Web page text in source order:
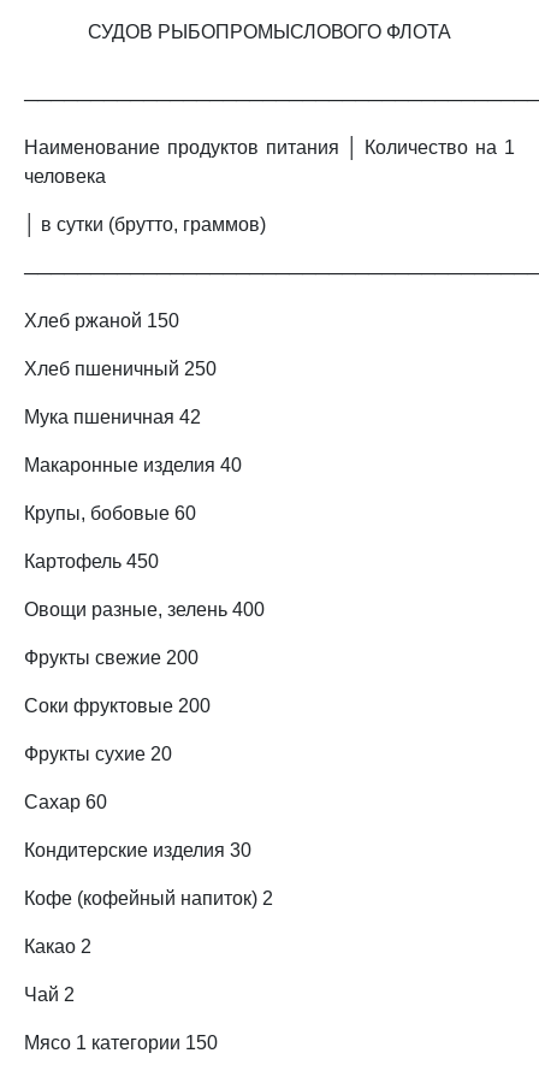
СУДОВ РЫБОПРОМЫСЛОВОГО ФЛОТА
Наименование продуктов питания │ Количество на 1
человека
│ в сутки (брутто, граммов)
Хлеб ржаной 150
Хлеб пшеничный 250
Мука пшеничная 42
Макаронные изделия 40
Крупы, бобовые 60
Картофель 450
Овощи разные, зелень 400
Фрукты свежие 200
Соки фруктовые 200
Фрукты сухие 20
Сахар 60
Кондитерские изделия 30
Кофе (кофейный напиток) 2
Какао 2
Чай 2
Мясо 1 категории 150